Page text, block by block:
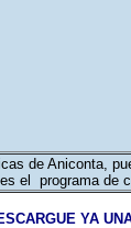
de Aniconta,
el programa de
YA